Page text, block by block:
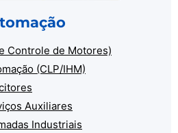
Controle de Motores)
(CLP/IHM)
Auxiliares
Industriais